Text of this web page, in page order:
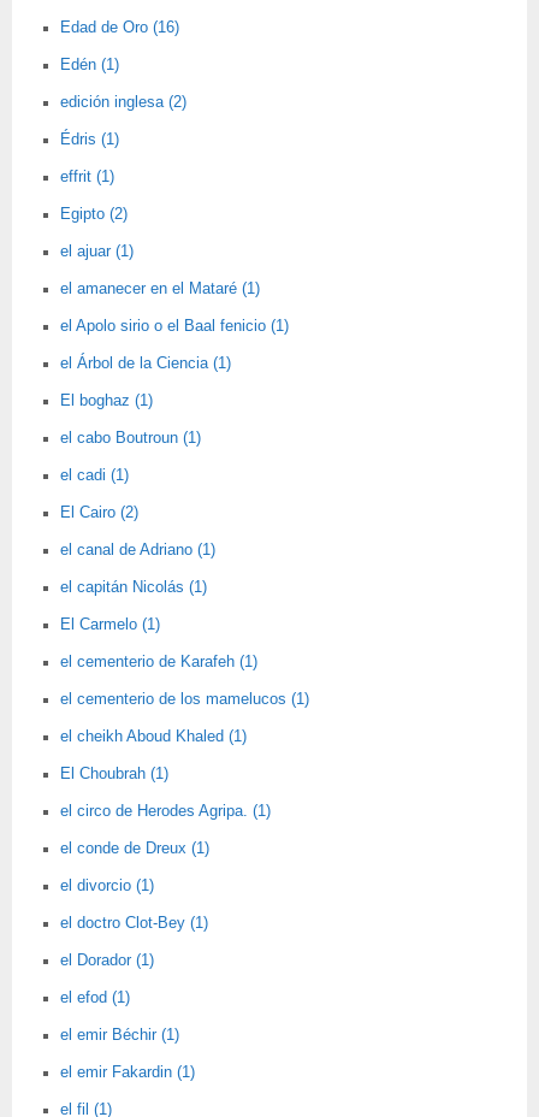
Edad de Oro (16)
Edén (1)
edición inglesa (2)
Édris (1)
effrit (1)
Egipto (2)
el ajuar (1)
el amanecer en el Mataré (1)
el Apolo sirio o el Baal fenicio (1)
el Árbol de la Ciencia (1)
El boghaz (1)
el cabo Boutroun (1)
el cadi (1)
El Cairo (2)
el canal de Adriano (1)
el capitán Nicolás (1)
El Carmelo (1)
el cementerio de Karafeh (1)
el cementerio de los mamelucos (1)
el cheikh Aboud Khaled (1)
El Choubrah (1)
el circo de Herodes Agripa. (1)
el conde de Dreux (1)
el divorcio (1)
el doctro Clot-Bey (1)
el Dorador (1)
el efod (1)
el emir Béchir (1)
el emir Fakardin (1)
el fil (1)